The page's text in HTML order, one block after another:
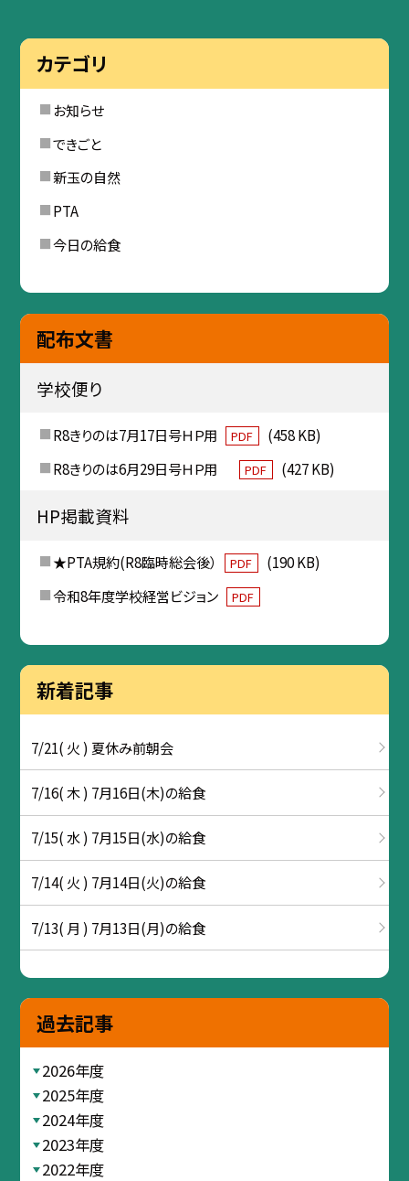
カテゴリ
お知らせ
できごと
新玉の自然
PTA
今日の給食
配布文書
学校便り
R8きりのは7月17日号ＨＰ用 PDF
(458 KB)
R8きりのは6月29日号ＨＰ用
PDF (427 KB)
HP掲載資料
★PTA規約(R8臨時総会後） PDF
(190 KB)
令和8年度学校経営ビジョン
PDF
新着記事
7/21( 火 ) 夏休み前朝会
7/16( 木 ) 7月16日(木)の給食
7/15( 水 ) 7月15日(水)の給食
7/14( 火 ) 7月14日(火)の給食
7/13( 月 ) 7月13日(月)の給食
過去記事
2026年度
2025年度
2024年度
2023年度
2022年度